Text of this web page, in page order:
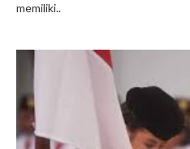
memiliki..